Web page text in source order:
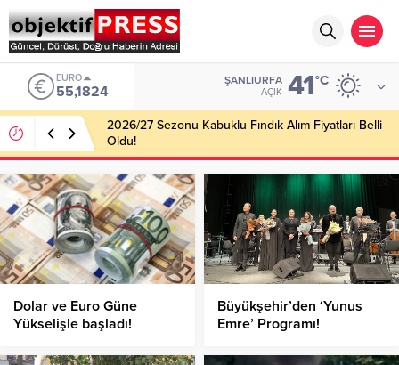
EURO
55,1824
ŞANLIURFA
AÇIK 41°C
2026/27 Sezonu Kabuklu Fındık Alım Fiyatları Belli
Oldu!
Dolar ve Euro Güne
Yükselişle başladı!
Büyükşehir’den ‘Yunus
Emre’ Programı!